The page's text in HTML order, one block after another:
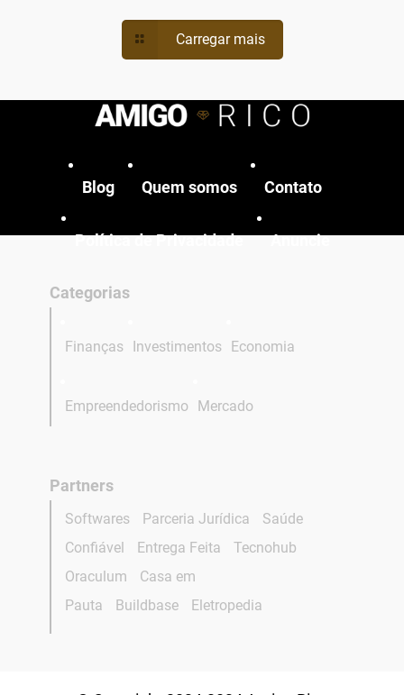
Carregar mais
Blog Quem somos Contato
Política de Privacidade Anuncie
Categorias
Finanças Investimentos Economia
Empreendedorismo Mercado
Partners
Softwares Parceria Jurídica
Saúde
Confiável
Entrega Feita
Tecnohub
Oraculum
Casa em
Pauta
Buildbase Eletropedia